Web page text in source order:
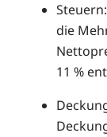
die
11 %